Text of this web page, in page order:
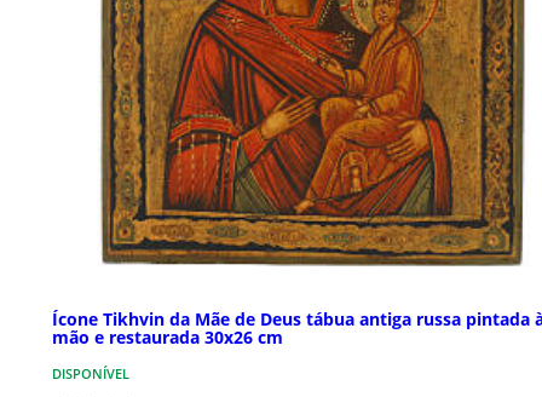
Ícone Tikhvin da Mãe de Deus tábua antiga russa pintada
mão e restaurada 30x26 cm
DISPONÍVEL